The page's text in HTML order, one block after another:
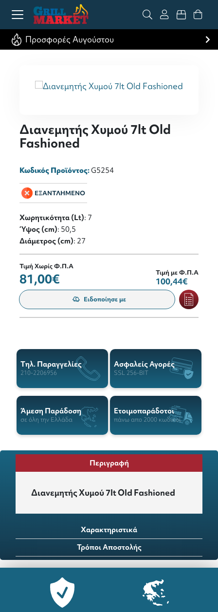
Προσφορές Αυγούστου
Διανεμητής Χυμού 7lt Οld
Fashioned
Κωδικός Προϊόντος:G5254
ΕΞΑΝΤΛΗΜΕΝΟ
Χωρητικότητα (Lt): 7
Ύψος (cm): 50,5
Διάμετρος (cm): 27
Τιμή Χωρίς Φ.Π.Α
81,00€ Τιμή με Φ.Π.Α
100,44€
Ειδοποίησε με
Tηλ. Παραγγελίες
210-2206956
Ασφαλείς Αγορές
SSL 256-BIT
Άμεση Παράδοση
σε όλη την Ελλάδα
Ετοιμοπαράδοτοι
πάνω απο 2000 κωδικοί
Περιγραφή
Διανεμητής Χυμού 7lt Οld Fashioned
Χαρακτηριστικά
Τρόποι Αποστολής